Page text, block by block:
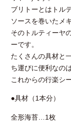
ブリトーとはトル
ソースを巻いたメ
そのトルティーヤ
ーです。
たくさんの具材と
ち運びに便利なの
これからの行楽シ
●具材（1本分）
全形海苔…1枚